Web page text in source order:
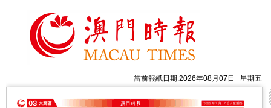
當前報紙日期:2026年08月07日 星期五